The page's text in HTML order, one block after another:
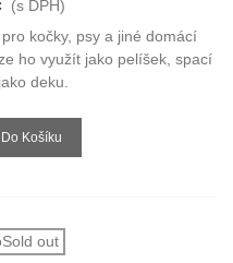
(s DPH)
kočky, psy a jiné domácí
ho využít jako pelíšek, spací
deku.
Košíku
out